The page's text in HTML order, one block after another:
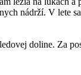
nádrží. V lete
doline. Za